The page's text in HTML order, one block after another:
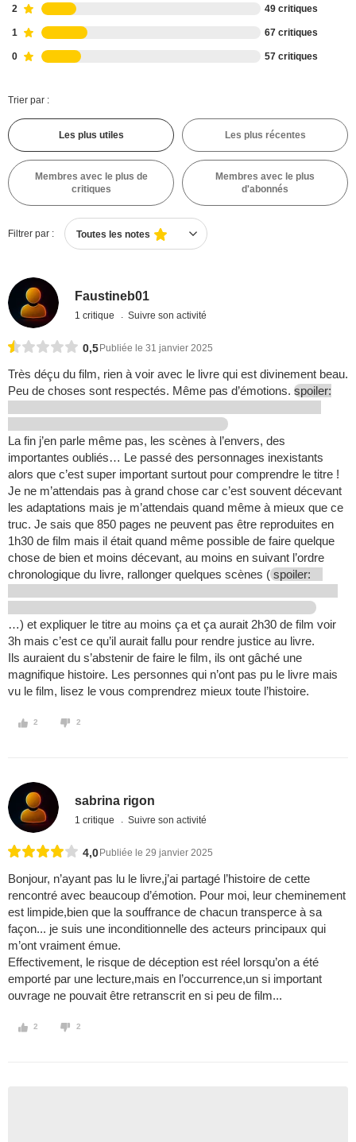
2 49 critiques
1 67 critiques
0 57 critiques
Trier par :
Les plus utiles Les plus récentes
Membres avec le plus de
critiques
Membres avec le plus
d'abonnés
Filtrer par : Toutes les notes
Faustineb01
1 critique Suivre son activité
0,5 Publiée le 31 janvier 2025
Très déçu du film, rien à voir avec le livre qui est divinement beau.
Peu de choses sont respectés. Même pas d’émotions. spoiler:
La fin j’en parle même pas, les scènes à l’envers, des
importantes oubliés… Le passé des personnages inexistants
alors que c’est super important surtout pour comprendre le titre !
Je ne m’attendais pas à grand chose car c’est souvent décevant
les adaptations mais je m’attendais quand même à mieux que ce
truc. Je sais que 850 pages ne peuvent pas être reproduites en
1h30 de film mais il était quand même possible de faire quelque
chose de bien et moins décevant, au moins en suivant l’ordre
chronologique du livre, rallonger quelques scènes ( spoiler:
…) et expliquer le titre au moins ça et ça aurait 2h30 de film voir
3h mais c’est ce qu’il aurait fallu pour rendre justice au livre.
Ils auraient du s’abstenir de faire le film, ils ont gâché une
magnifique histoire. Les personnes qui n’ont pas pu le livre mais
vu le film, lisez le vous comprendrez mieux toute l’histoire.
2 2
sabrina rigon
1 critique Suivre son activité
4,0 Publiée le 29 janvier 2025
Bonjour, n’ayant pas lu le livre,j’ai partagé l’histoire de cette
rencontré avec beaucoup d’émotion. Pour moi, leur cheminement
est limpide,bien que la souffrance de chacun transperce à sa
façon... je suis une inconditionnelle des acteurs principaux qui
m’ont vraiment émue.
Effectivement, le risque de déception est réel lorsqu’on a été
emporté par une lecture,mais en l’occurrence,un si important
ouvrage ne pouvait être retranscrit en si peu de film...
2 2